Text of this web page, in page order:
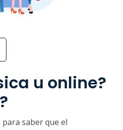
u online?
saber que el